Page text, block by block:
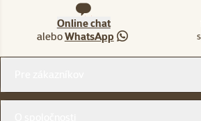
Online chat
aleboWhatsApp